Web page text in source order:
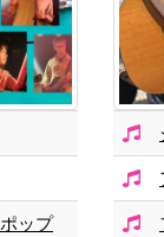
ポップ